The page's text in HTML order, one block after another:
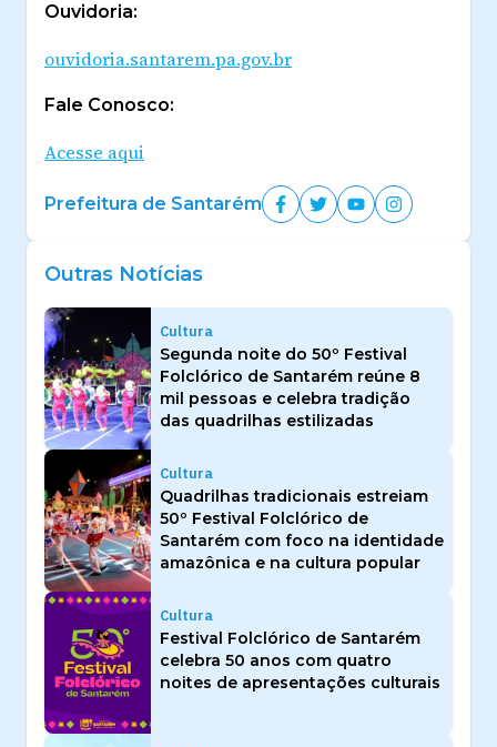
Ouvidoria:
ouvidoria.santarem.pa.gov.br
Fale Conosco:
Acesse aqui
Prefeitura de Santarém
Outras Notícias
Cultura
Segunda noite do 50º Festival
Folclórico de Santarém reúne 8
mil pessoas e celebra tradição
das quadrilhas estilizadas
Cultura
Quadrilhas tradicionais estreiam
50º Festival Folclórico de
Santarém com foco na identidade
amazônica e na cultura popular
Cultura
Festival Folclórico de Santarém
celebra 50 anos com quatro
noites de apresentações culturais